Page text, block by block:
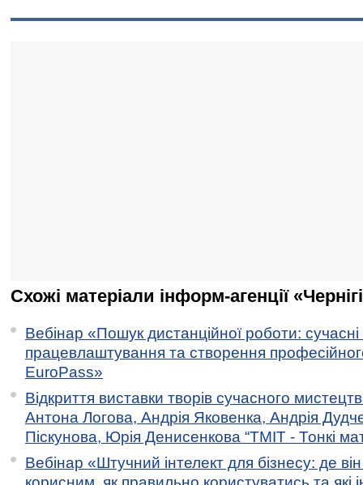
Схожі матеріали інформ-агенції
Вебінар «Пошук дистанційної роботи:
працевлаштування та створення
EuroPass»
Відкриття виставки творів сучасного
Антона Логова, Андрія Яковенка, Андрія
Піскунова, Юрія Денисенкова “ТМІТ - Тонкі
Вебінар «Штучний інтелект для бізнесу: де